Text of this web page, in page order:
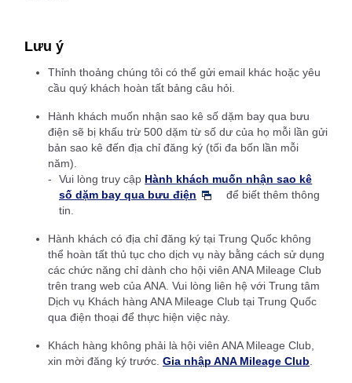
Lưu ý
Thỉnh thoảng chúng tôi có thể gửi email khác hoặc yêu
cầu quý khách hoàn tất bảng câu hỏi.
Hành khách muốn nhận sao kê số dặm bay qua bưu
điện sẽ bị khấu trừ 500 dặm từ số dư của họ mỗi lần gửi
bản sao kê đến địa chỉ đăng ký (tối đa bốn lần mỗi
năm).
Vui lòng truy cập Hành khách muốn nhận sao kê
số dặm bay qua bưu điện
để biết thêm thông
tin.
Hành khách có địa chỉ đăng ký tại Trung Quốc không
thể hoàn tất thủ tục cho dịch vụ này bằng cách sử dụng
các chức năng chỉ dành cho hội viên ANA Mileage Club
trên trang web của ANA. Vui lòng liên hệ với Trung tâm
Dịch vụ Khách hàng ANA Mileage Club tại Trung Quốc
qua điện thoại để thực hiện việc này.
Khách hàng không phải là hội viên ANA Mileage Club,
xin mời đăng ký trước. Gia nhập ANA Mileage Club